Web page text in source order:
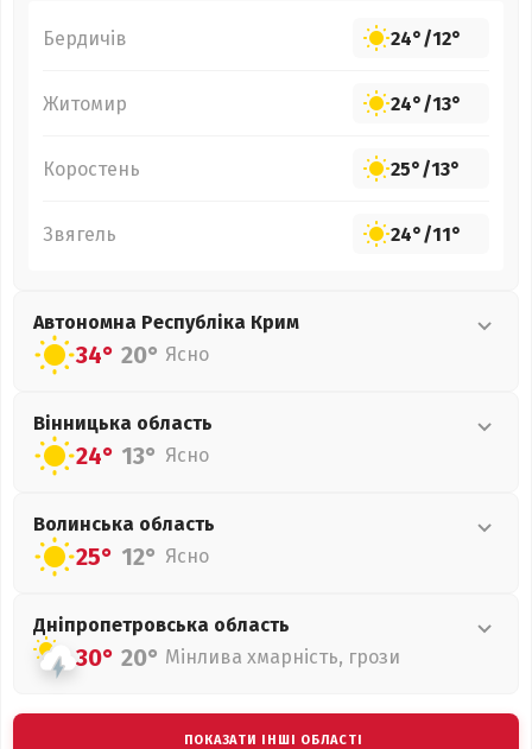
Бердичів 24°/12°
Житомир 24°/13°
Коростень 25°/13°
Звягель 24°/11°
Автономна Республіка Крим
34° 20° Ясно
Вінницька область
24° 13° Ясно
Волинська область
25° 12° Ясно
Дніпропетровська область
30° 20° Мінлива хмарність, грози
ПОКАЗАТИ ІНШІ ОБЛАСТІ